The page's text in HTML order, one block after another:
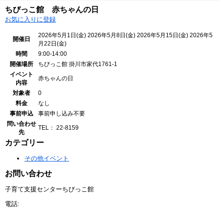
ちびっこ館 赤ちゃんの日
お気に入りに登録
開催日
2026年5月1日(金) 2026年5月8日(金) 2026年5月15日(金) 2026年5
月22日(金)
時間
9:00-14:00
開催場所
ちびっこ館 掛川市家代1761-1
イベント
内容
赤ちゃんの日
対象者
0
料金
なし
事前申込
事前申し込み不要
問い合わせ
先
TEL： 22-8159
カテゴリー
その他イベント
お問い合わせ
子育て支援センターちびっこ館
電話: